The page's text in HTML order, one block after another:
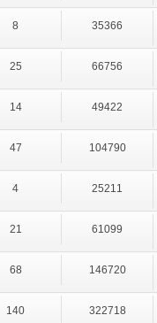
8 35366
25 66756
14 49422
47 104790
4 25211
21 61099
68 146720
140 322718